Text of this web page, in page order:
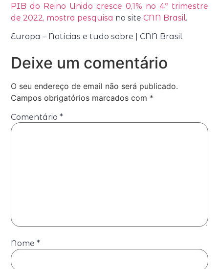
PIB do Reino Unido cresce 0,1% no 4º trimestre
de 2022, mostra pesquisa no siteCNN Brasil.
Europa – Notícias e tudo sobre | CNN Brasil
Deixe um comentário
O seu endereço de email não será publicado.
Campos obrigatórios marcados com *
Comentário*
Nome*